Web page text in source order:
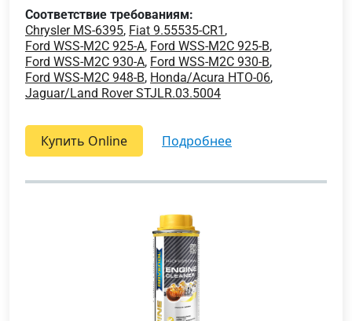
Соответствие требованиям:
Chrysler MS-6395, Fiat 9.55535-CR1 ,
Ford WSS-M2C 925-A, Ford WSS-M2C 925-B,
Ford WSS-M2C 930-A, Ford WSS-M2C 930-B,
Ford WSS-M2C 948-B, Honda/Acura HTO-06,
Jaguar/Land Rover STJLR.03.5004
Купить Online подробнее